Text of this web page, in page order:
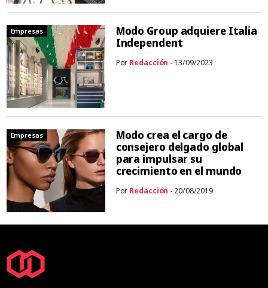
Empresas
Modo Group adquiere Italia
Independent
Por Redacción - 13/09/2023
Empresas
Modo crea el cargo de
consejero delgado global
para impulsar su
crecimiento en el mundo
Por Redacción - 20/08/2019